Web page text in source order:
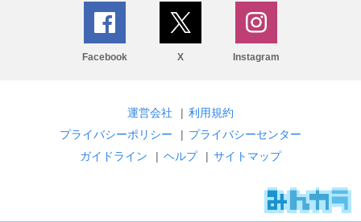
Facebook X Instagram
運営会社 | 利用規約
プライバシーポリシー
| プライバシーセンター
ガイドライン
| ヘルプ | サイトマップ